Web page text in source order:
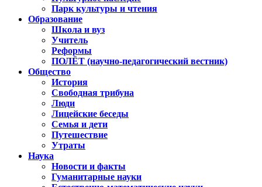
Парк культуры и чтения
Образование
Школа и вуз
Учитель
Реформы
ПОЛЁТ (научно-педагогический вестник)
Общество
История
Свободная трибуна
Люди
Лицейские беседы
Семья и дети
Путешествие
Утраты
Наука
Новости и факты
Гуманитарные науки